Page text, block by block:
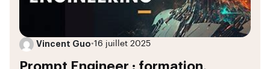
Vincent Guo•16 juillet 2025